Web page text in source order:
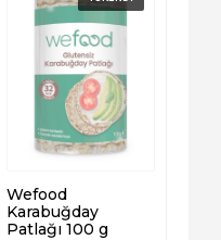
Wefood
Karabuğday
Patlağı 100 g